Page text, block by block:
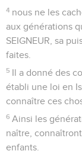
4 nous ne les
aux générations
SEIGNEUR, sa
faites.
5 Il a donné des
établi une loi en
connaître ces
6 Ainsi les
naître,
enfants.